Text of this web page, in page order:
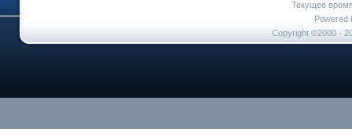
Текущее
Powered
Copyright ©2000 -